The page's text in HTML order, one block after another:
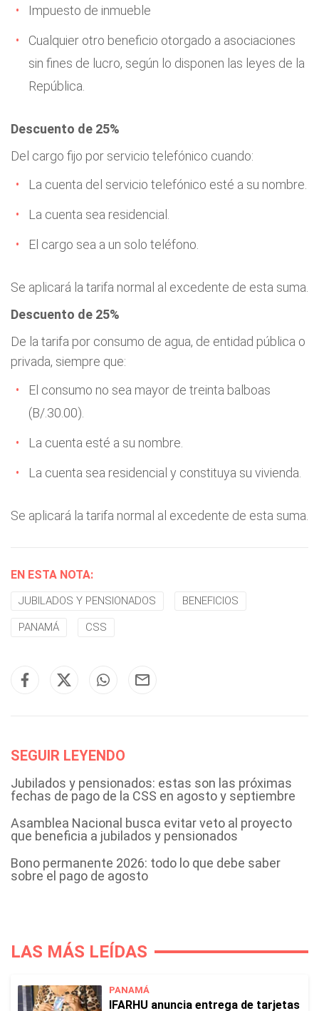
Impuesto de inmueble
Cualquier otro beneficio otorgado a asociaciones
sin fines de lucro, según lo disponen las leyes de la
República.
Descuento de 25%
Del cargo fijo por servicio telefónico cuando:
La cuenta del servicio telefónico esté a su nombre.
La cuenta sea residencial.
El cargo sea a un solo teléfono.
Se aplicará la tarifa normal al excedente de esta suma.
Descuento de 25%
De la tarifa por consumo de agua, de entidad pública o
privada, siempre que:
El consumo no sea mayor de treinta balboas
(B/.30.00).
La cuenta esté a su nombre.
La cuenta sea residencial y constituya su vivienda.
Se aplicará la tarifa normal al excedente de esta suma.
EN ESTA NOTA:
JUBILADOS Y PENSIONADOS BENEFICIOS
PANAMÁ CSS
SEGUIR LEYENDO
Jubilados y pensionados: estas son las próximas
fechas de pago de la CSS en agosto y septiembre
Asamblea Nacional busca evitar veto al proyecto
que beneficia a jubilados y pensionados
Bono permanente 2026: todo lo que debe saber
sobre el pago de agosto
LAS MÁS LEÍDAS
PANAMÁ
IFARHU anuncia entrega de tarjetas